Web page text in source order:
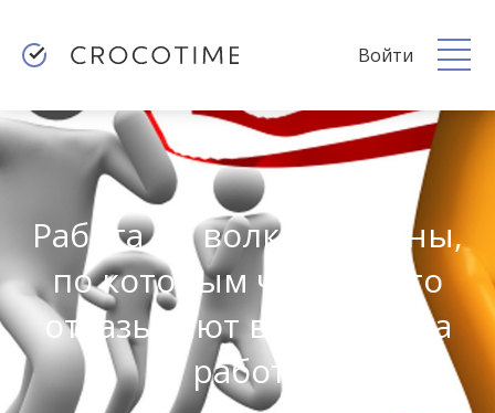
Войти
Работа не волк. Причины,
по которым чаще всего
отказывают в приеме на
работу